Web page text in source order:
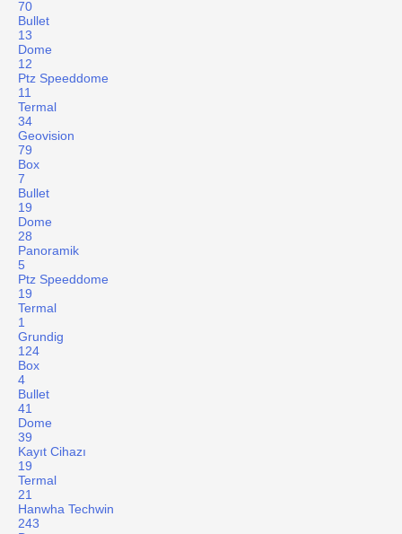
70
Bullet
13
Dome
12
Ptz Speeddome
11
Termal
34
Geovision
79
Box
7
Bullet
19
Dome
28
Panoramik
5
Ptz Speeddome
19
Termal
1
Grundig
124
Box
4
Bullet
41
Dome
39
Kayıt Cihazı
19
Termal
21
Hanwha Techwin
243